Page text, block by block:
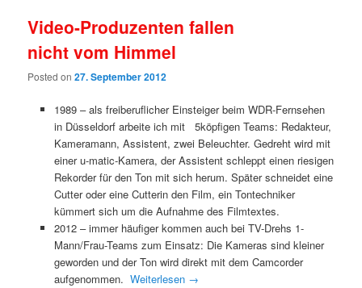
Video-Produzenten fallen
nicht vom Himmel
Posted on27. September 2012
1989 – als freiberuflicher Einsteiger beim WDR-Fernsehen
in Düsseldorf arbeite ich mit 5köpfigen Teams: Redakteur,
Kameramann, Assistent, zwei Beleuchter. Gedreht wird mit
einer u-matic-Kamera, der Assistent schleppt einen riesigen
Rekorder für den Ton mit sich herum. Später schneidet eine
Cutter oder eine Cutterin den Film, ein Tontechniker
kümmert sich um die Aufnahme des Filmtextes.
2012 – immer häufiger kommen auch bei TV-Drehs 1-
Mann/Frau-Teams zum Einsatz: Die Kameras sind kleiner
geworden und der Ton wird direkt mit dem Camcorder
aufgenommen. Weiterlesen →